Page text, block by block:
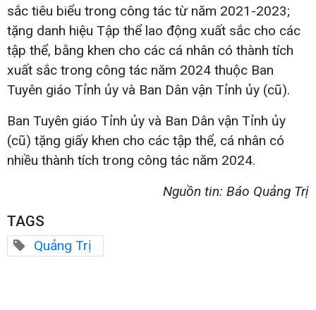
sắc tiêu biểu trong công tác từ năm 2021-2023;
tặng danh hiệu Tập thể lao động xuất sắc cho các
tập thể, bằng khen cho các cá nhân có thành tích
xuất sắc trong công tác năm 2024 thuộc Ban
Tuyên giáo Tỉnh ủy và Ban Dân vận Tỉnh ủy (cũ).
Ban Tuyên giáo Tỉnh ủy và Ban Dân vận Tỉnh ủy
(cũ) tặng giấy khen cho các tập thể, cá nhân có
nhiều thành tích trong công tác năm 2024.
Nguồn tin: Báo Quảng Trị
TAGS
Quảng Trị